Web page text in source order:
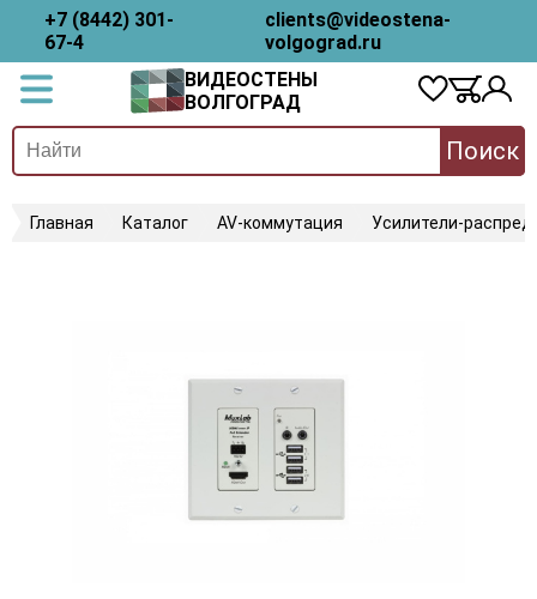
+7 (8442) 301-
67-4
clients@videostena-
volgograd.ru
ВИДЕОСТЕНЫ
ВОЛГОГРАД
Поиск
Главная Каталог AV-коммутация Усилители-